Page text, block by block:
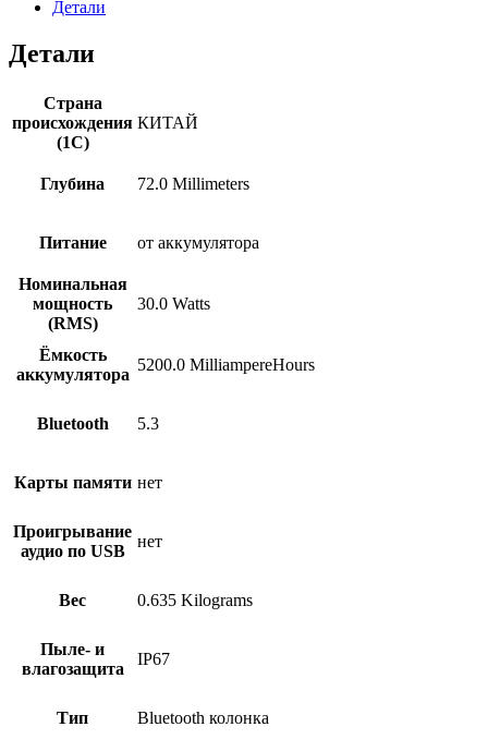
Speaker
Pro
VNC-
Black
(5504AAVR)
Детали
Детали
Страна
происхождения
(1С)
КИТАЙ
Глубина 72.0 Millimeters
Питание от аккумулятора
Номинальная
мощность
(RMS)
30.0 Watts
Ёмкость
аккумулятора
5200.0 MilliampereHours
Bluetooth 5.3
Карты памяти нет
Проигрывание
аудио по USB
нет
Вес 0.635 Kilograms
Пыле- и
влагозащита
IP67
Тип Bluetooth колонка